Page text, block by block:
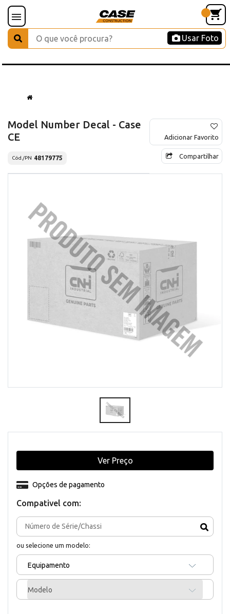
Usar Foto
Model Number Decal - Case
CE
Cód./PN 48179775
Adicionar Favorito
Compartilhar
Compativel com:
ou selecione um modelo:
Equipamento
Modelo
Opções de pagamento
Ver Preço